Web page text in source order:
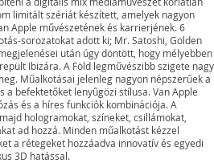
limitált szériát készített, amelyek nagyon
Apple művészetének és karrierjének. 6
sorozatokat adott ki; Mr. Satoshi, Golden
után úgy döntött, hogy mélyebben
Ibizára. A Föld legművészibb szigete nagy
Műalkotásai jelenleg nagyon népszerűek a
befektetőket lenyűgözi stílusa. Van Apple
és a híres funkciók kombinációja. A
hologramokat, színeket, csillámokat,
ad hozzá. Minden műalkotást kézzel
a rétegeket hozzáadva innovatív és egyedi
3D hatással.